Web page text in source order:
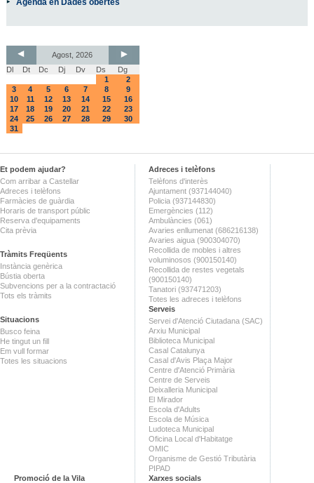
Agost, 2026
Dl
Dt Dc Dj Dv Ds
Dg
1
2
3
4 5 6 7 8
9
10
11 12 13 14 15
16
17
18 19 20 21 22
23
24
25 26 27 28 29
30
31
Et podem ajudar?
Com arribar a Castellar
Adreces i telèfons
Farmàcies de guàrdia
Horaris de transport públic
Reserva d'equipaments
Cita prèvia
Tràmits Freqüents
Instància genèrica
Bústia oberta
Subvencions per a la contractació
Tots els tràmits
Situacions
Busco feina
He tingut un fill
Em vull formar
Totes les situacions
Adreces i telèfons
Telèfons d'interès
Ajuntament (937144040)
Policia (937144830)
Emergències (112)
Ambulàncies (061)
Avaries enllumenat (686216138)
Avaries aigua (900304070)
Recollida de mobles i altres
voluminosos (900150140)
Recollida de restes vegetals
(900150140)
Tanatori (937471203)
Totes les adreces i telèfons
Serveis
Servei d'Atenció Ciutadana (SAC)
Arxiu Municipal
Biblioteca Municipal
Casal Catalunya
Casal d'Avis Plaça Major
Centre d'Atenció Primària
Centre de Serveis
Deixalleria Municipal
El Mirador
Escola d'Adults
Escola de Música
Ludoteca Municipal
Oficina Local d'Habitatge
OMIC
Organisme de Gestió Tributària
PIPAD
Promoció de la Vila
Xarxes socials